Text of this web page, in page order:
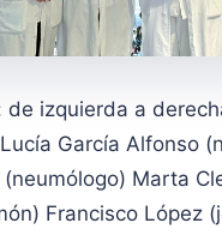
izquierda a
García Alfonso
Marta
Francisco López